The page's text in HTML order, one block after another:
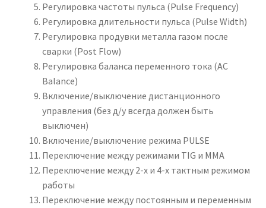
Регулировка частоты пульса (Pulse Frequency)
Регулировка длительности пульса (Pulse Width)
Регулировка продувки металла газом после
сварки (Post Flow)
Регулировка баланса переменного тока (AC
Balance)
Включение/выключение дистанционного
управления (без д/у всегда должен быть
выключен)
Включение/выключение режима PULSE
Переключение между режимами TIG и MMA
Переключение между 2-х и 4-х тактным режимом
работы
Переключение между постоянным и переменным